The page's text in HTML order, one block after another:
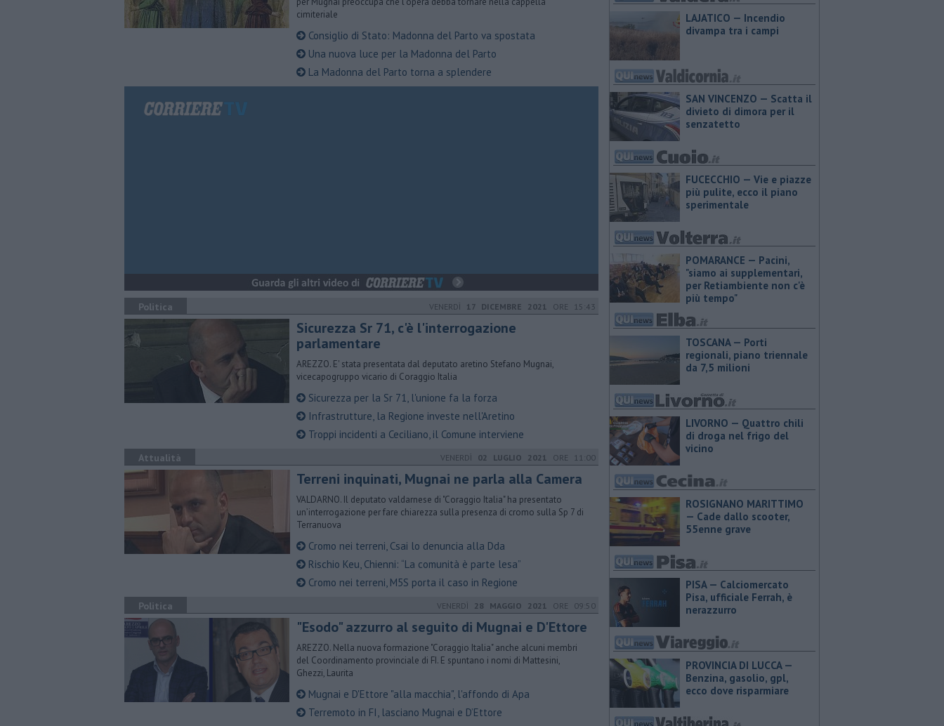
cimiteriale
Consiglio di Stato: Madonna del Parto va spostata
Una nuova luce per la Madonna del Parto
La Madonna del Parto torna a splendere
Politica VENERDÌ 17 DICEMBRE 2021 ORE 15:43
Sicurezza Sr 71, c'è l'interrogazione
parlamentare
AREZZO. E' stata presentata dal deputato aretino Stefano Mugnai,
vicecapogruppo vicario di Coraggio Italia
Sicurezza per la Sr 71, l'unione fa la forza
Infrastrutture, la Regione investe nell'Aretino
Troppi incidenti a Ceciliano, il Comune interviene
Attualità VENERDÌ 02 LUGLIO 2021 ORE 11:00
Terreni inquinati, Mugnai ne parla alla Camera
VALDARNO. Il deputato valdarnese di "Coraggio Italia" ha presentato
un’interrogazione per fare chiarezza sulla presenza di cromo sulla Sp 7 di
Terranuova
Cromo nei terreni, Csai lo denuncia alla Dda
Rischio Keu, Chienni: “La comunità è parte lesa”
Cromo nei terreni, M5S porta il caso in Regione
Politica VENERDÌ 28 MAGGIO 2021 ORE 09:50
"Esodo" azzurro al seguito di Mugnai e D'Ettore
AREZZO. Nella nuova formazione "Coraggio Italia" anche alcuni membri
del Coordinamento provinciale di FI. E spuntano i nomi di Mattesini,
Ghezzi, Laurita
Mugnai e D'Ettore "alla macchia", l'affondo di Apa
Terremoto in FI, lasciano Mugnai e D’Ettore
LAJATICO — Incendio
divampa tra i campi
SAN VINCENZO — Scatta il
divieto di dimora per il
senzatetto
FUCECCHIO — Vie e piazze
più pulite, ecco il piano
sperimentale
POMARANCE — Pacini,
"siamo ai supplementari,
per Retiambiente non c'è
più tempo"
TOSCANA — Porti
regionali, piano triennale
da 7,5 milioni
LIVORNO — Quattro chili
di droga nel frigo del
vicino
ROSIGNANO MARITTIMO
— Cade dallo scooter,
55enne grave
PISA — Calciomercato
Pisa, ufficiale Ferrah, è
nerazzurro
PROVINCIA DI LUCCA — ​
Benzina, gasolio, gpl,
ecco dove risparmiare